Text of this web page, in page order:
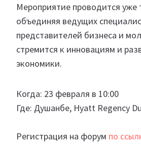
Мероприятие проводится уже
объединяя ведущих
представителей бизнеса и
стремится к инновациям и
экономики.
Когда: 23 февраля в 10:00
Где: Душанбе, Hyatt Regency
Регистрация на форум по